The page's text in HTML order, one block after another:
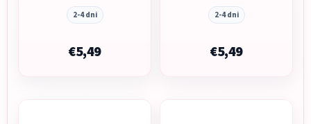
SILIKÓN
2-4 dni
€5,49
2-4 dni
€5,49